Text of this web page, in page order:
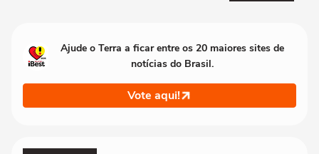
Ajude o Terra a ficar entre os 20 maiores sites de
notícias do Brasil.
Vote aqui!